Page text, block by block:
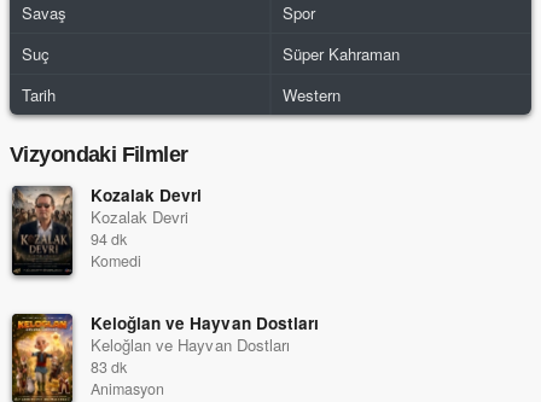
Savaş
Spor
Suç
Süper Kahraman
Tarih
Western
Vizyondaki Filmler
Kozalak Devri
Kozalak Devri
94 dk
Komedi
Keloğlan ve Hayvan Dostları
Keloğlan ve Hayvan Dostları
83 dk
Animasyon